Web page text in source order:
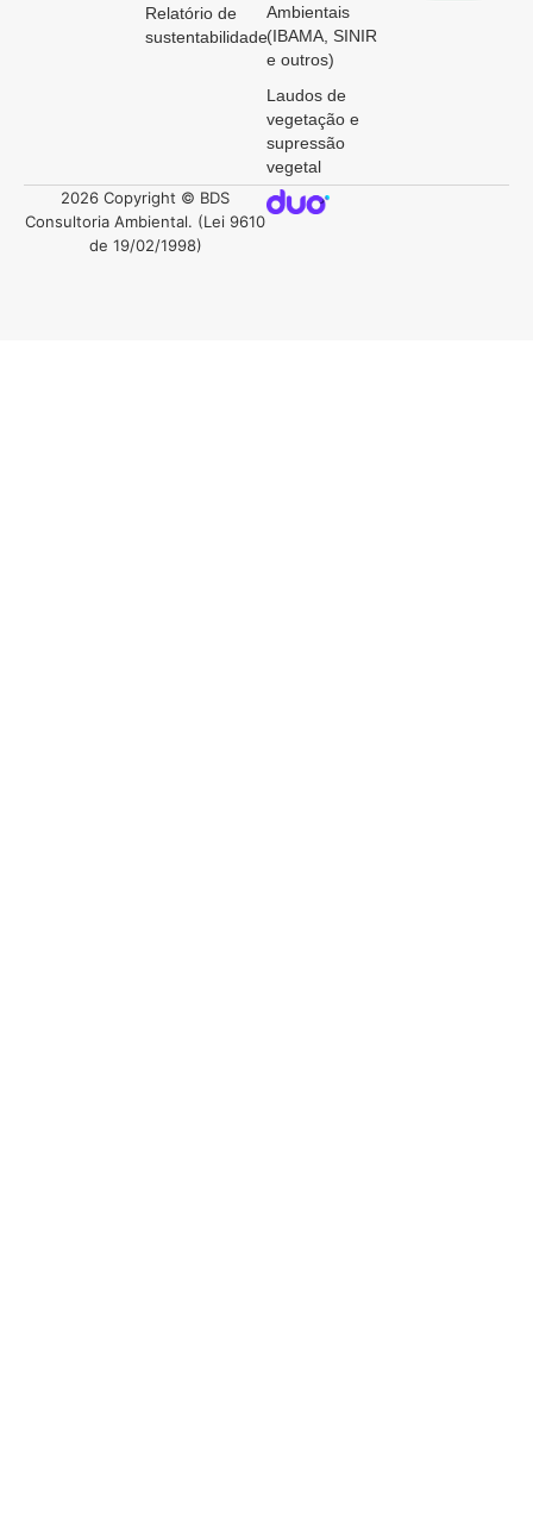
Relatório de
sustentabilidade
Ambientais
(IBAMA, SINIR
e outros)
Laudos de
vegetação e
supressão
vegetal
2026 Copyright © BDS
Consultoria Ambiental. (Lei 9610
de 19/02/1998)